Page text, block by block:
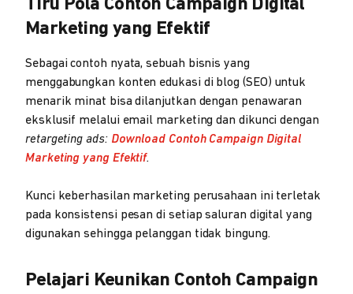
Tiru Pola Contoh Campaign Digital
Marketing yang Efektif
Sebagai contoh nyata, sebuah bisnis yang
menggabungkan konten edukasi di blog (SEO) untuk
menarik minat bisa dilanjutkan dengan penawaran
eksklusif melalui email marketing dan dikunci dengan
retargeting ads: Download Contoh Campaign Digital
Marketing yang Efektif.
Kunci keberhasilan marketing perusahaan ini terletak
pada konsistensi pesan di setiap saluran digital yang
digunakan sehingga pelanggan tidak bingung.
Pelajari Keunikan Contoh Campaign